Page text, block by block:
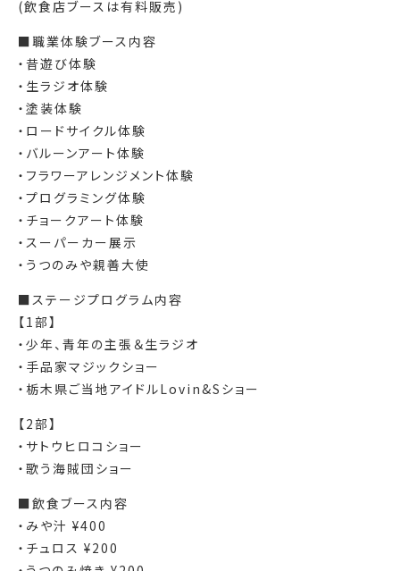
(飲食店ブースは有料販売)
■職業体験ブース内容
・昔遊び体験
・生ラジオ体験
・塗装体験
・ロードサイクル体験
・バルーンアート体験
・フラワーアレンジメント体験
・プログラミング体験
・チョークアート体験
・スーパーカー展示
・うつのみや親善大使
■ステージプログラム内容
【1部】
・少年、青年の主張＆生ラジオ
・手品家マジックショー
・栃木県ご当地アイドルLovin&Sショー
【2部】
・サトウヒロコショー
・歌う海賊団ショー
■飲食ブース内容
・みや汁 ¥400
・チュロス ¥200